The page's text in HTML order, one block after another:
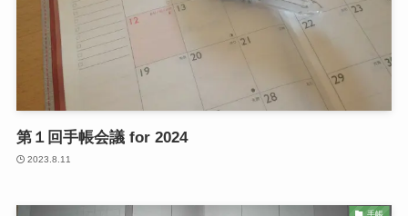
第１回手帳会議 for 2024
2023.8.11
手帳